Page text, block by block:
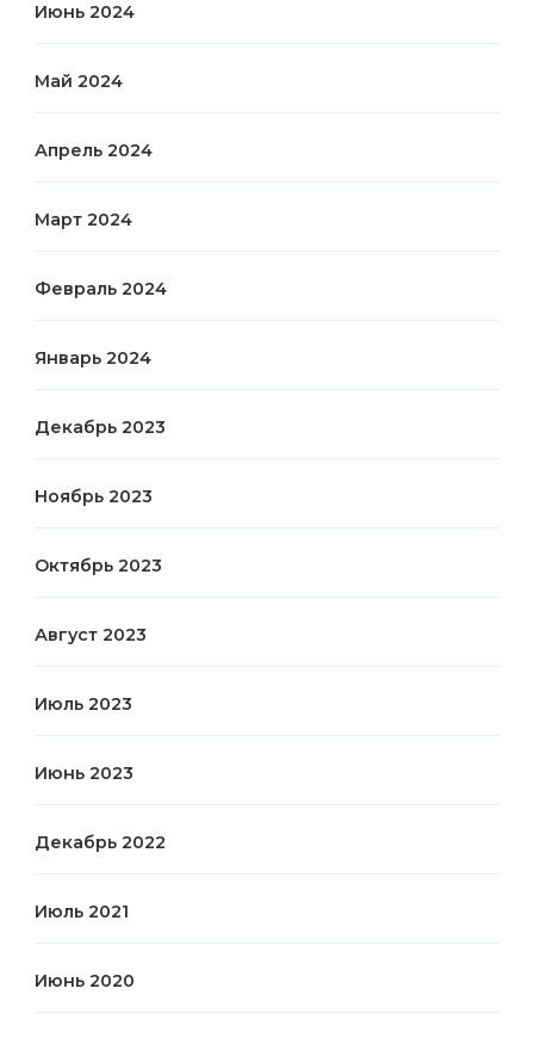
Июнь 2024
Май 2024
Апрель 2024
Март 2024
Февраль 2024
Январь 2024
Декабрь 2023
Ноябрь 2023
Октябрь 2023
Август 2023
Июль 2023
Июнь 2023
Декабрь 2022
Июль 2021
Июнь 2020